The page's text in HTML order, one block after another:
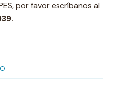
por favor escríbanos al